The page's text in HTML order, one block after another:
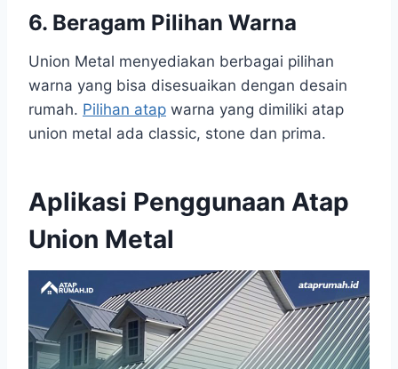
6. Beragam Pilihan Warna
Union Metal menyediakan berbagai pilihan
warna yang bisa disesuaikan dengan desain
rumah. Pilihan atap warna yang dimiliki atap
union metal ada classic, stone dan prima.
Aplikasi Penggunaan Atap
Union Metal